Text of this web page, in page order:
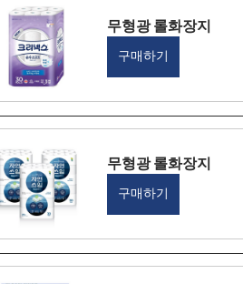
무형광 롤화장지
구매하기
무형광 롤화장지
구매하기